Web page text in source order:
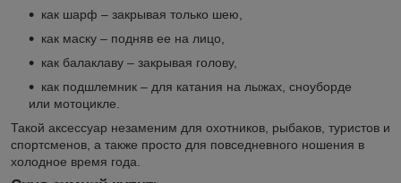
как шарф – закрывая только шею,
как маску – подняв ее на лицо,
как балаклаву – закрывая голову,
как подшлемник – для катания на лыжах, сноуборде
или мотоцикле.
Такой аксессуар незаменим для охотников, рыбаков, туристов и
спортсменов, а также просто для повседневного ношения в
холодное время года.